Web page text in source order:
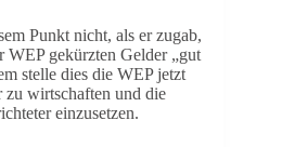
Punkt nicht, als er zugab,
WEP gekürzten Gelder „gut
stelle dies die WEP jetzt
wirtschaften und die
einzusetzen.